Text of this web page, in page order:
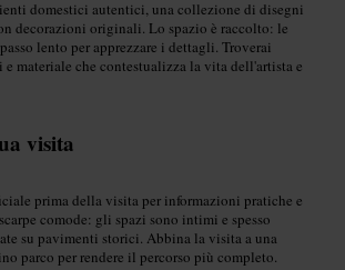
domestici autentici, una collezione di disegni
decorazioni originali. Lo spazio è raccolto: le
lento per apprezzare i dettagli. Troverai
materiale che contestualizza la vita dell'artista e
visita
prima della visita per informazioni pratiche e
comode: gli spazi sono intimi e spesso
su pavimenti storici. Abbina la visita a una
parco per rendere il percorso più completo.